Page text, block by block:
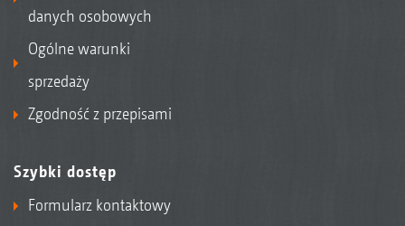
danych osobowych
Ogólne warunki
sprzedaży
Zgodność z przepisami
Szybki dostęp
Formularz kontaktowy